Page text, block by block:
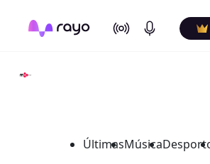
On Air Podcasts
ÚltimasMúsica